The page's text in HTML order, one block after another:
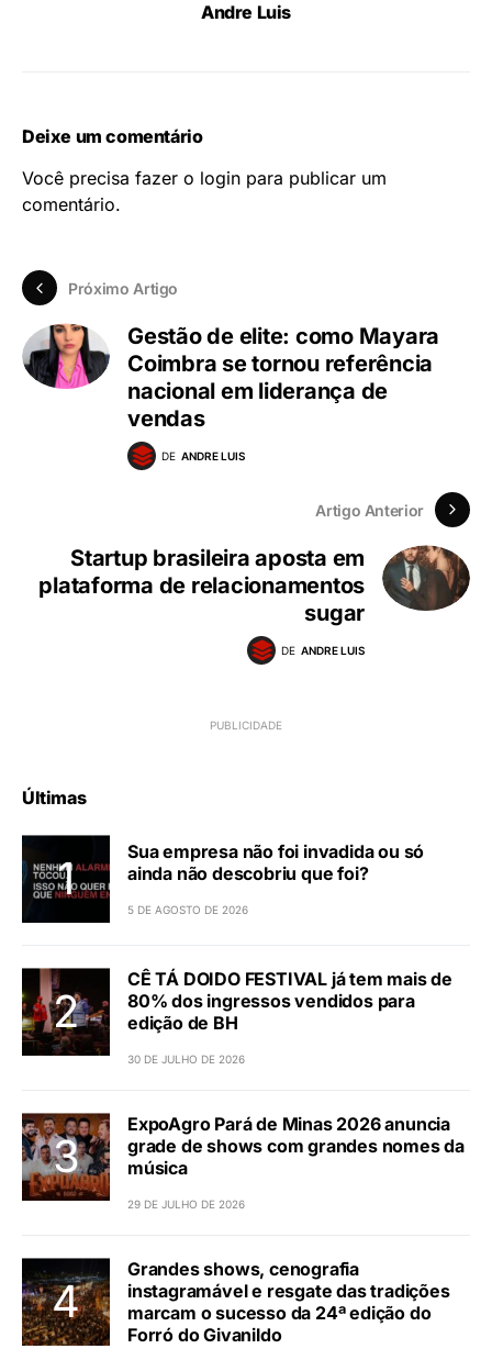
Andre Luis
Deixe um comentário
Você precisa fazer o login para publicar um
comentário.
Próximo Artigo
Gestão de elite: como Mayara
Coimbra se tornou referência
nacional em liderança de
vendas
DE ANDRE LUIS
Artigo Anterior
Startup brasileira aposta em
plataforma de relacionamentos
sugar
DE ANDRE LUIS
Últimas
Sua empresa não foi invadida ou só
ainda não descobriu que foi?
5 DE AGOSTO DE 2026
CÊ TÁ DOIDO FESTIVAL já tem mais de
80% dos ingressos vendidos para
edição de BH
30 DE JULHO DE 2026
ExpoAgro Pará de Minas 2026 anuncia
grade de shows com grandes nomes da
música
29 DE JULHO DE 2026
Grandes shows, cenografia
instagramável e resgate das tradições
marcam o sucesso da 24ª edição do
Forró do Givanildo